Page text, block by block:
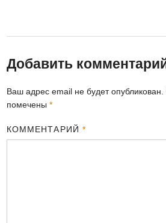
Добавить
Ваш адрес email не будет опубликован.
помечены*
КОММЕНТАРИЙ *